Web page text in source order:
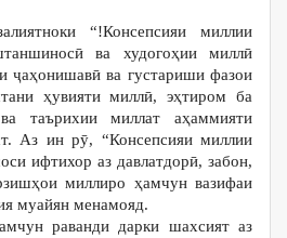
“!Консепсияи миллии
ва худогоҳии миллӣ
ва густариши фазои
ҳувияти миллӣ, эҳтиром ба
таърихии миллат аҳаммияти
Аз ин рӯ, “Консепсияи миллии
ифтихор аз давлатдорӣ, забон,
миллиро ҳамчун вазифаи
муайян менамояд.
раванди дарки шахсият аз